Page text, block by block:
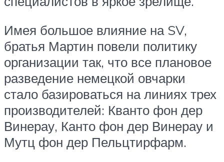
Имея большое влияние на SV,
братья Мартин повели политику
организации так, что все плановое
разведение немецкой овчарки
стало базироваться на линиях трех
производителей: Кванто фон дер
Винерау, Канто фон дер Винерау и
Мутц фон дер Пельцтирфарм.